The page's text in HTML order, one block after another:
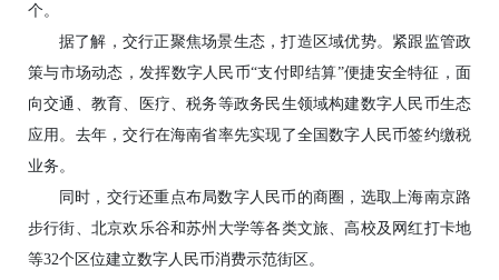
个。
据了解，交行正聚焦场景生态，打造区域优势。紧跟监管政
策与市场动态，发挥数字人民币“支付即结算”便捷安全特征，面
向交通、教育、医疗、税务等政务民生领域构建数字人民币生态
应用。去年，交行在海南省率先实现了全国数字人民币签约缴税
业务。
同时，交行还重点布局数字人民币的商圈，选取上海南京路
步行街、北京欢乐谷和苏州大学等各类文旅、高校及网红打卡地
等32个区位建立数字人民币消费示范街区。